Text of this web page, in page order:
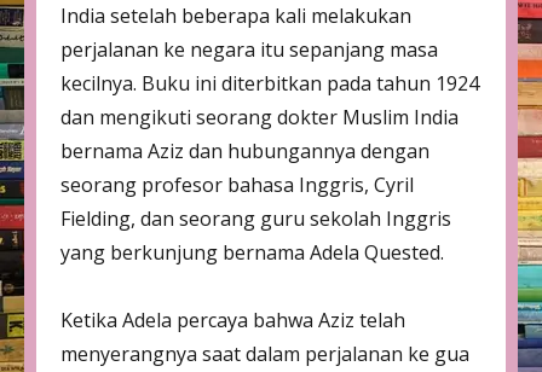
India setelah beberapa kali melakukan
perjalanan ke negara itu sepanjang masa
kecilnya. Buku ini diterbitkan pada tahun 1924
dan mengikuti seorang dokter Muslim India
bernama Aziz dan hubungannya dengan
seorang profesor bahasa Inggris, Cyril
Fielding, dan seorang guru sekolah Inggris
yang berkunjung bernama Adela Quested.
Ketika Adela percaya bahwa Aziz telah
menyerangnya saat dalam perjalanan ke gua